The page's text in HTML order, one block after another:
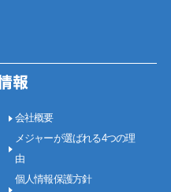
会社概要
メジャーが選ばれる4つの理
由
個人情報保護方針